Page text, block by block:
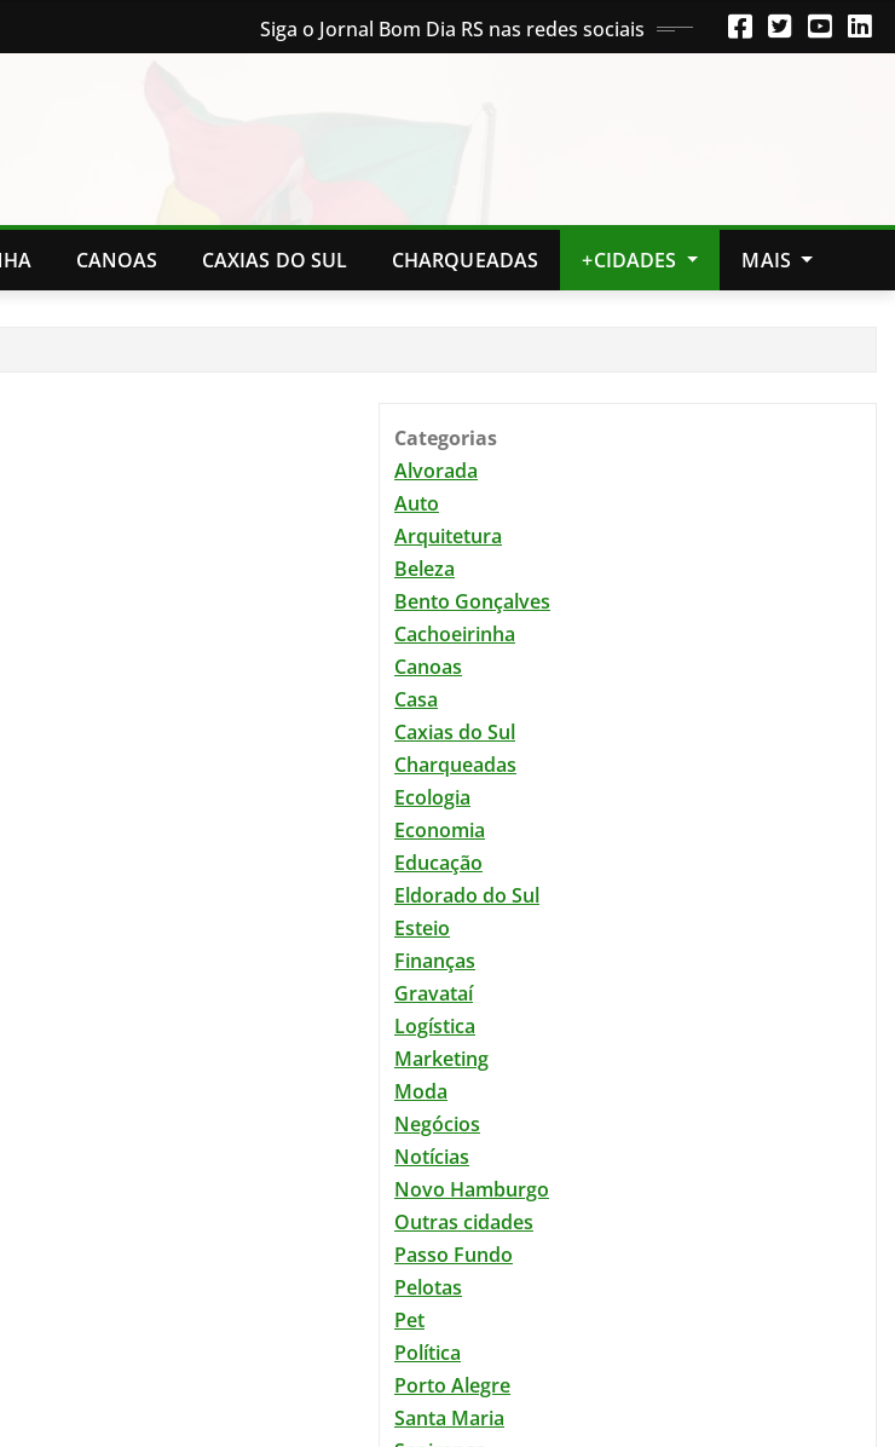
Siga o Jornal Bom Dia RS nas redes sociais
CANOAS CAXIAS DO SUL CHARQUEADAS +CIDADES MAIS
Categorias
Alvorada
Auto
Arquitetura
Beleza
Bento Gonçalves
Cachoeirinha
Canoas
Casa
Caxias do Sul
Charqueadas
Ecologia
Economia
Educação
Eldorado do Sul
Esteio
Finanças
Gravataí
Logística
Marketing
Moda
Negócios
Notícias
Novo Hamburgo
Outras cidades
Passo Fundo
Pelotas
Pet
Política
Porto Alegre
Santa Maria